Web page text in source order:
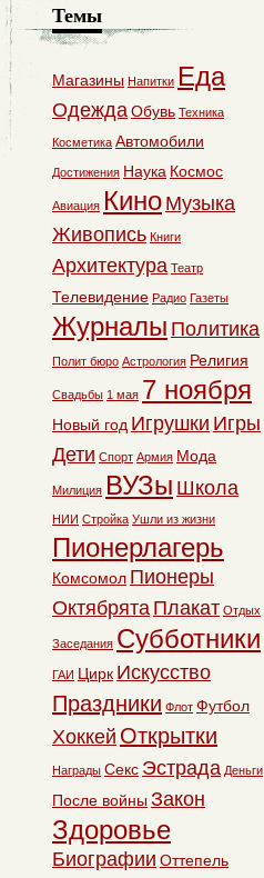
Темы
Магазины Напитки Еда
ОдеждаОбувь Техника
Косметика Автомобили
Достижения Наука Космос
Авиация Кино Музыка
Живопись Книги
Архитектура Театр
Телевидение Радио Газеты
Журналы Политика
Полит бюро Астрология Религия
Свадьбы 1 мая 7 ноября
Новый год Игрушки Игры
Дети Спорт Армия Мода
Милиция ВУЗы Школа
НИИ Стройка Ушли из жизни
Пионерлагерь
Комсомол Пионеры
Октябрята Плакат Отдых
Заседания Субботники
ГАИ Цирк Искусство
Праздники Флот Футбол
Хоккей Открытки
Награды Секс Эстрада Деньги
После войны Закон
Здоровье
Биографии Оттепель